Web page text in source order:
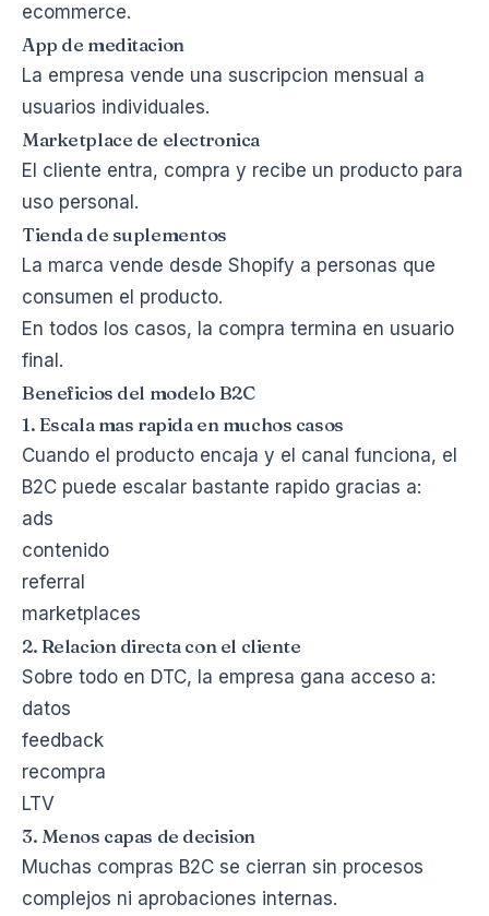
ecommerce.
App de meditacion
La empresa vende una suscripcion mensual a
usuarios individuales.
Marketplace de electronica
El cliente entra, compra y recibe un producto para
uso personal.
Tienda de suplementos
La marca vende desde Shopify a personas que
consumen el producto.
En todos los casos, la compra termina en usuario
final.
Beneficios del modelo B2C
1. Escala mas rapida en muchos casos
Cuando el producto encaja y el canal funciona, el
B2C puede escalar bastante rapido gracias a:
ads
contenido
referral
marketplaces
2. Relacion directa con el cliente
Sobre todo en DTC, la empresa gana acceso a:
datos
feedback
recompra
LTV
3. Menos capas de decision
Muchas compras B2C se cierran sin procesos
complejos ni aprobaciones internas.